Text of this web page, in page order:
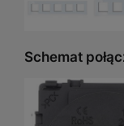
Schemat